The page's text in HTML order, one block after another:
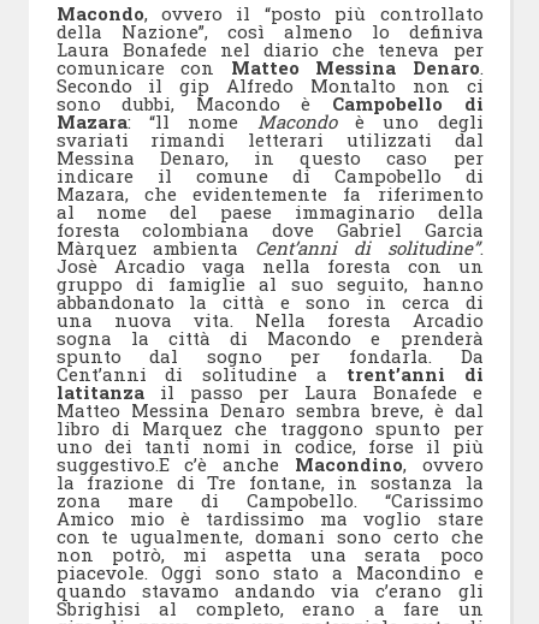
Macondo, ovvero il “posto più controllato
della Nazione”, così almeno lo definiva
Laura Bonafede nel diario che teneva per
comunicare con Matteo Messina Denaro.
Secondo il gip Alfredo Montalto non ci
sono dubbi, Macondo è Campobello di
Mazara: “ll nome Macondoè uno degli
svariati rimandi letterari utilizzati dal
Messina Denaro, in questo caso per
indicare il comune di Campobello di
Mazara, che evidentemente fa riferimento
al nome del paese immaginario della
foresta colombiana dove Gabriel Garcia
Màrquez ambienta Cent’anni di solitudine”.
Josè Arcadio vaga nella foresta con un
gruppo di famiglie al suo seguito, hanno
abbandonato la città e sono in cerca di
una nuova vita. Nella foresta Arcadio
sogna la città di Macondo e prenderà
spunto dal sogno per fondarla. Da
Cent’anni di solitudine a trent’anni di
latitanzail passo per Laura Bonafede e
Matteo Messina Denaro sembra breve, è dal
libro di Marquez che traggono spunto per
uno dei tanti nomi in codice, forse il più
suggestivo.E c’è anche Macondino, ovvero
la frazione di Tre fontane, in sostanza la
zona mare di Campobello. “Carissimo
Amico mio è tardissimo ma voglio stare
con te ugualmente, domani sono certo che
non potrò, mi aspetta una serata poco
piacevole. Oggi sono stato a Macondino e
quando stavamo andando via c’erano gli
Sbrighisi al completo, erano a fare un